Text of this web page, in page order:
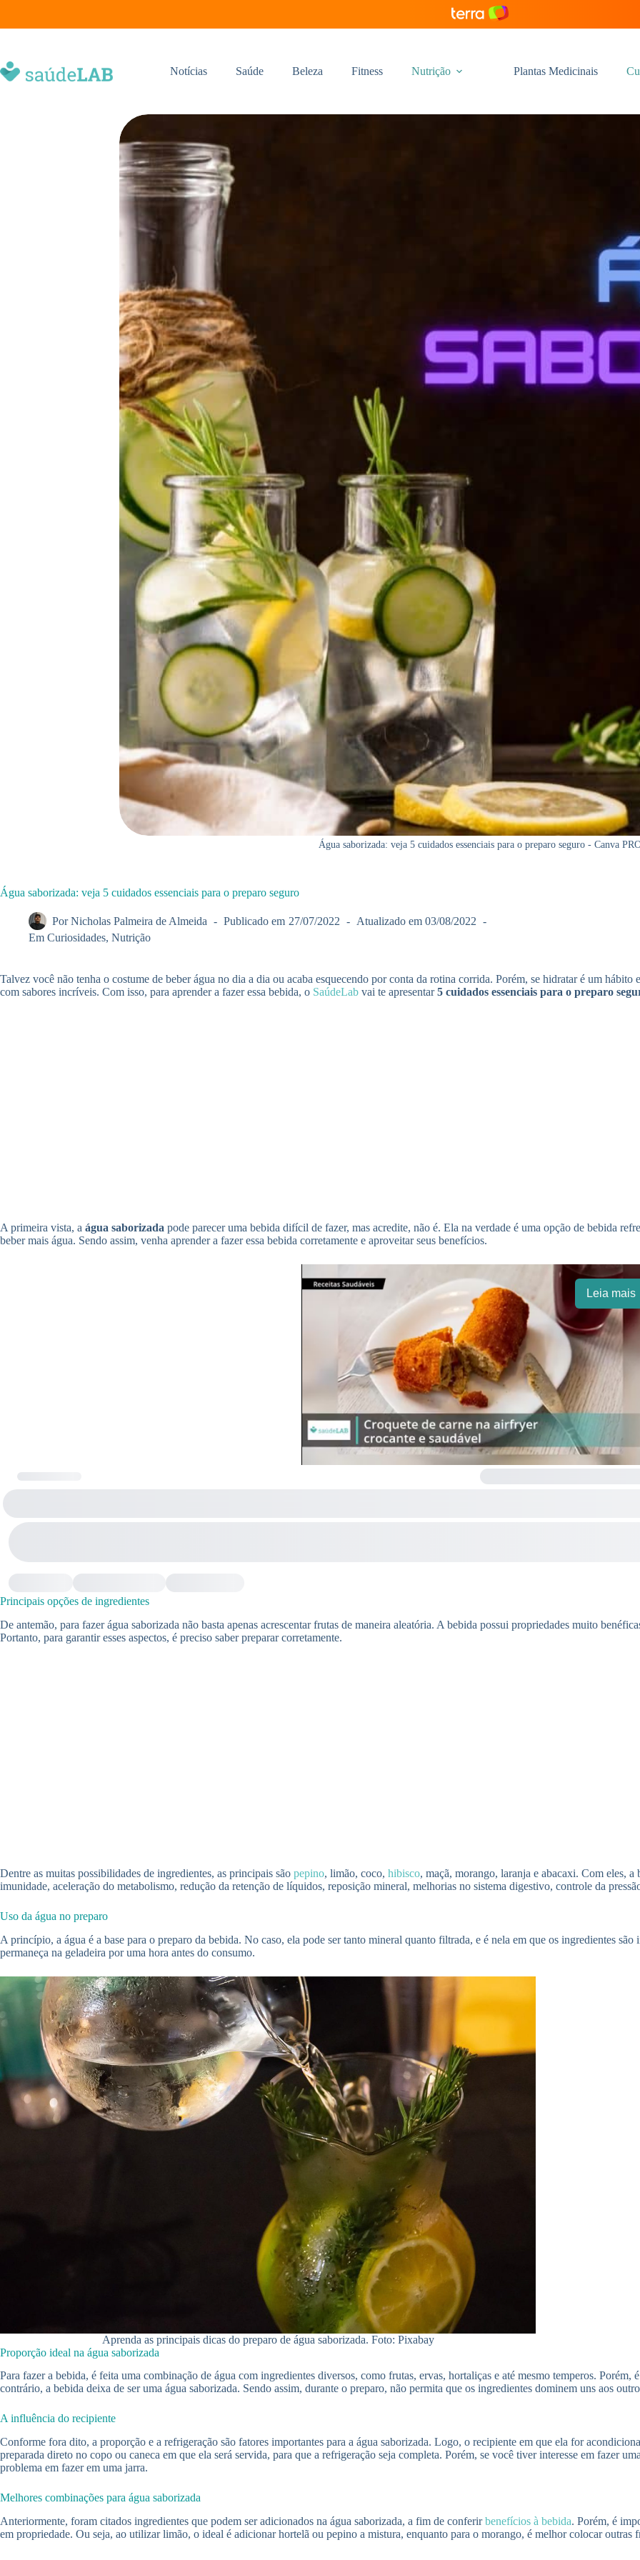
Notícias Saúde Beleza Fitness Nutrição Plantas Medicinais
Água saborizada: veja 5 cuidados essenciais para o preparo seguro - Canva
Água saborizada: veja 5 cuidados essenciais para o preparo seguro
Por Nicholas Palmeira de Almeida Publicado em 27/07/2022 Atualizado em 03/08/2022
Em Curiosidades,Nutrição
Talvez você não tenha o costume de beber água no dia a dia ou acaba esquecendo por conta da rotina corrida. Porém, se hidratar é um hábito
com sabores incríveis. Com isso, para aprender a fazer essa bebida, o SaúdeLab vai te apresentar5 cuidados essenciais para o preparo
A primeira vista, a água saborizada pode parecer uma bebida difícil de fazer, mas acredite, não é. Ela na verdade é uma opção de bebida
beber mais água. Sendo assim, venha aprender a fazer essa bebida corretamente e aproveitar seus benefícios.
Leia mais
Principais opções de ingredientes
De antemão, para fazer água saborizada não basta apenas acrescentar frutas de maneira aleatória. A bebida possui propriedades muito
Portanto, para garantir esses aspectos, é preciso saber preparar corretamente.
Dentre as muitas possibilidades de ingredientes, as principais são pepino, limão, coco, hibisco, maçã, morango, laranja e abacaxi. Com eles,
imunidade, aceleração do metabolismo, redução da retenção de líquidos, reposição mineral, melhorias no sistema digestivo, controle da
Uso da água no preparo
A princípio, a água é a base para o preparo da bebida. No caso, ela pode ser tanto mineral quanto filtrada, e é nela em que os ingredientes
permaneça na geladeira por uma hora antes do consumo.
Aprenda as principais dicas do preparo de água saborizada. Foto: Pixabay
Proporção ideal na água saborizada
Para fazer a bebida, é feita uma combinação de água com ingredientes diversos, como frutas, ervas, hortaliças e até mesmo temperos.
contrário, a bebida deixa de ser uma água saborizada. Sendo assim, durante o preparo, não permita que os ingredientes dominem uns aos
A influência do recipiente
Conforme fora dito, a proporção e a refrigeração são fatores importantes para a água saborizada. Logo, o recipiente em que ela for
preparada direto no copo ou caneca em que ela será servida, para que a refrigeração seja completa. Porém, se você tiver interesse em fazer
problema em fazer em uma jarra.
Melhores combinações para água saborizada
Anteriormente, foram citados ingredientes que podem ser adicionados na água saborizada, a fim de conferirbenefícios à bebida. Porém, é
em propriedade. Ou seja, ao utilizar limão, o ideal é adicionar hortelã ou pepino a mistura, enquanto para o morango, é melhor colocar outras